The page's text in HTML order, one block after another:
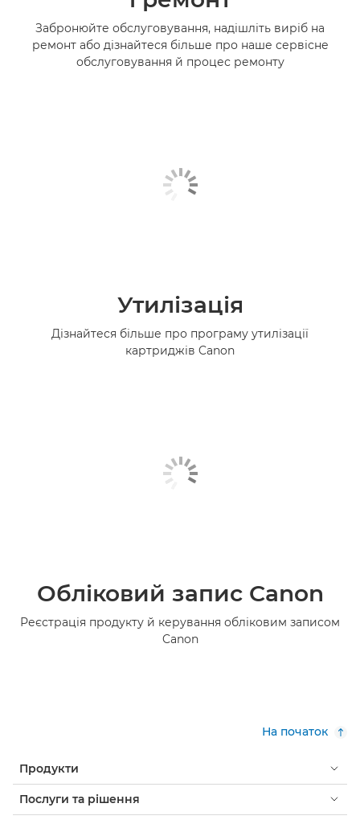
Забронюйте обслуговування, надішліть виріб на
ремонт або дізнайтеся більше про наше сервісне
обслуговування й процес ремонту
Утилізація
Дізнайтеся більше про програму утилізації
картриджів Canon
Обліковий запис Canon
Реєстрація продукту й керування обліковим записом
Canon
На початок
Продукти
Послуги та рішення